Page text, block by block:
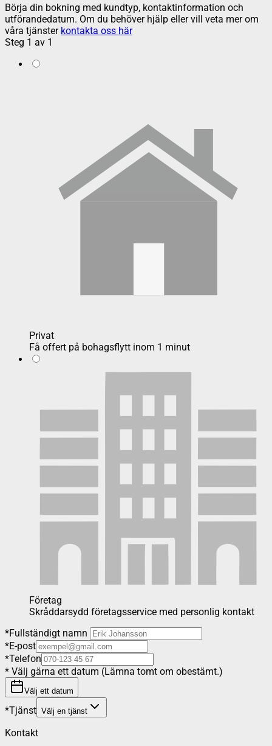
Börja din bokning med kundtyp, kontaktinformation och
utförandedatum. Om du behöver hjälp eller vill veta mer om
våra tjänster kontakta oss här
Steg 1 av 1
Privat
Få offert på bohagsflytt inom 1 minut
Företag
Skråddarsydd företagsservice med personlig kontakt
*Fullständigt namn
*E-post
*Telefon
* Välj gärna ett datum (Lämna tomt om obestämt.)
Välj ett datum
*Tjänst Välj en tjänst
Kontakt